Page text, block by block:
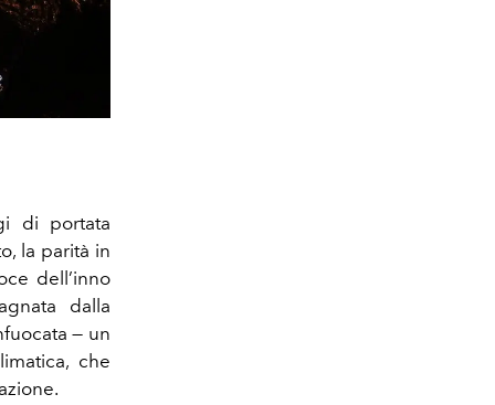
di portata
la parità in
dell’inno
dalla
— un
che